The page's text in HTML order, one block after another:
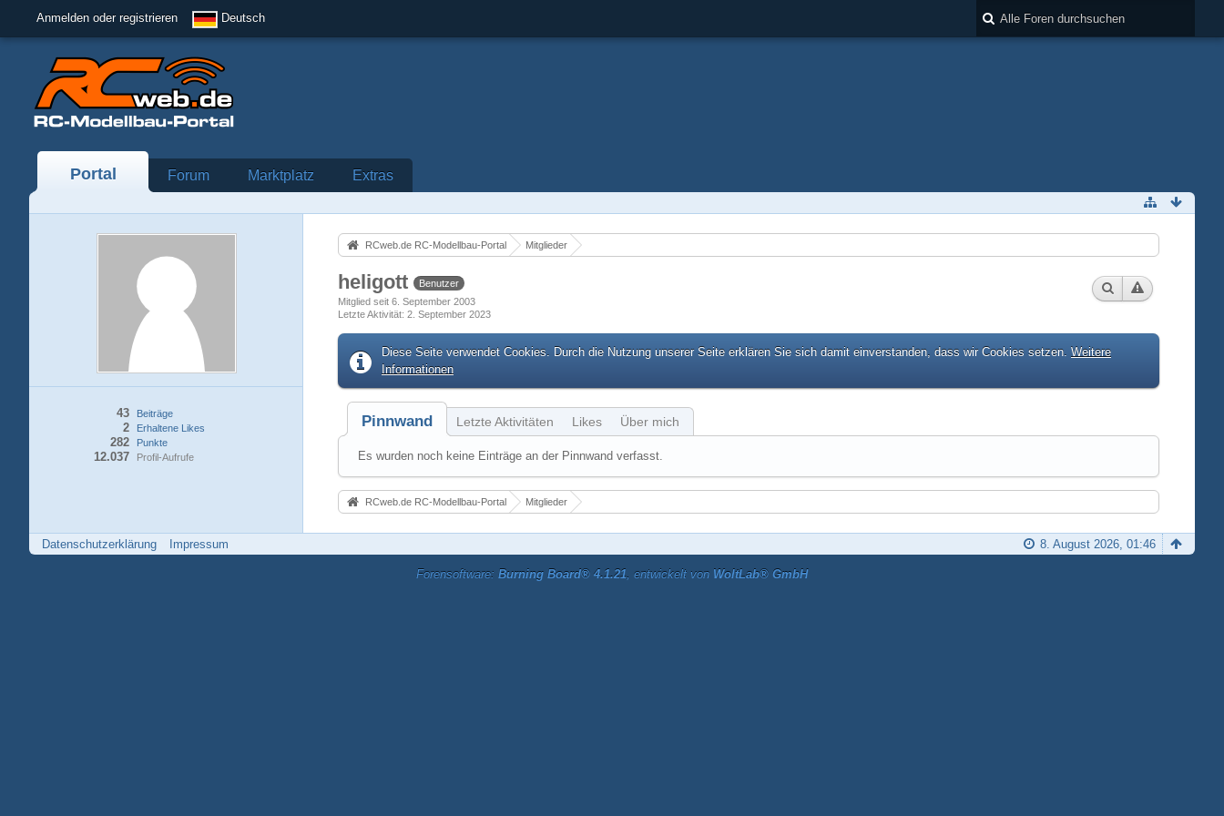
Anmelden oder registrieren Deutsch
Portal Forum Marktplatz Extras
Beiträge
43
Erhaltene Likes
2
Punkte
282
Profil-Aufrufe
12.037
RCweb.de RC-Modellbau-Portal Mitglieder
heligott
Benutzer
Mitglied seit 6. September 2003
Letzte Aktivität 2. September 2023
Diese Seite verwendet Cookies. Durch die Nutzung unserer Seite erklären Sie sich damit einverstanden, dass wir Cookies setzen. Weitere
Informationen
Pinnwand Letzte Aktivitäten Likes Über mich
Es wurden noch keine Einträge an der Pinnwand verfasst.
RCweb.de RC-Modellbau-Portal Mitglieder
Datenschutzerklärung Impressum 8. August 2026, 01:46
Forensoftware: Burning Board® 4.1.21, entwickelt von WoltLab® GmbH